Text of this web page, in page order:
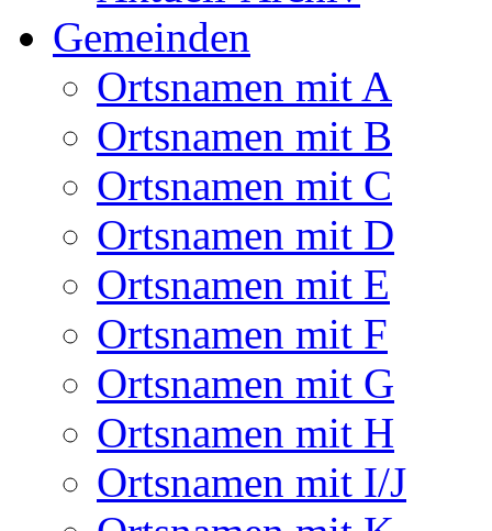
Gemeinden
Ortsnamen mit A
Ortsnamen mit B
Ortsnamen mit C
Ortsnamen mit D
Ortsnamen mit E
Ortsnamen mit F
Ortsnamen mit G
Ortsnamen mit H
Ortsnamen mit I/J